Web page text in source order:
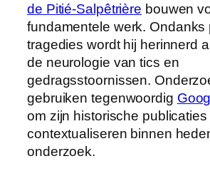
de Pitié-Salpêtrière bouwen
fundamentele werk. Ondanks
tragedies wordt hij herinnerd
de neurologie van tics en
gedragsstoornissen.
gebruiken tegenwoordig
om zijn historische publicaties
contextualiseren binnen
onderzoek.